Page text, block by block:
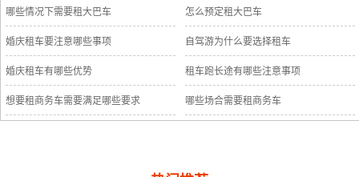
哪些情况下需要租大巴车 怎么预定租大巴车
婚庆租车要注意哪些事项 自驾游为什么要选择租车
婚庆租车有哪些优势 租车跑长途有哪些注意事项
想要租商务车需要满足哪些要求 哪些场合需要租商务车